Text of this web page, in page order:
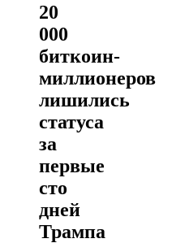
20
000
биткоин-
миллионеров
лишились
статуса
за
первые
сто
дней
Трампа